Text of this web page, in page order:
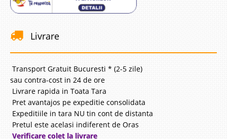
Livrare
Transport Gratuit Bucuresti * (2-5 zile)
sau contra-cost in 24 de ore
Livrare rapida in Toata Tara
Pret avantajos pe expeditie consolidata
Expeditiile in tara NU tin cont de distanta
Pretul este acelasi indiferent de Oras
Verificare colet la livrare